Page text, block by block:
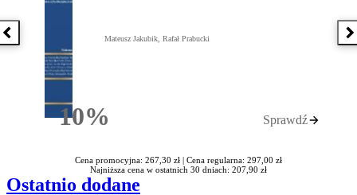
Poprzednia książka
10%Rabatu
Mateusz Jakubik, Rafał Prabucki
Sprawdź
Cena promocyjna: 267,30 zł | Cena regularna: 297,00 zł
Najniższa cena w ostatnich 30 dniach: 207,90 zł
Ostatnio dodane